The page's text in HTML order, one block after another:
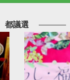
都議選